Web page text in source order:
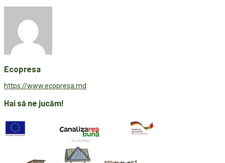
Ecopresa
https://www.ecopresa.md
Hai să ne jucăm!